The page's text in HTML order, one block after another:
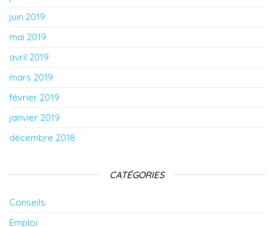
juin 2019
mai 2019
avril 2019
mars 2019
février 2019
janvier 2019
décembre 2018
CATÉGORIES
Conseils
Emploi